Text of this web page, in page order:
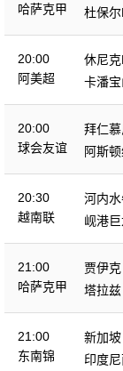
哈萨克甲
杜保尔
20:00
阿美超
休尼
卡潘宝
20:00
球会友谊
拜仁
阿斯
20:30
越南联
河内
岘港
21:00
哈萨克甲
贾伊克
塔拉兹
21:00
东南锦
新加坡
印度